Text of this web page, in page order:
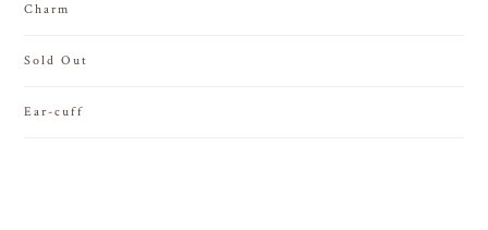
Charm
Sold Out
Ear-cuff